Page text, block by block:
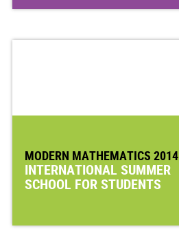
MODERN MATHEMATICS 2014
INTERNATIONAL SUMMER
SCHOOL FOR STUDENTS